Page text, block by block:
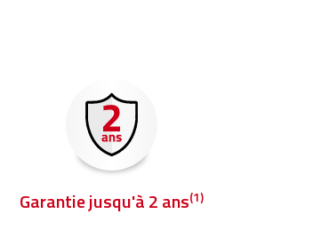
Garantie jusqu'à 2 ans(1)